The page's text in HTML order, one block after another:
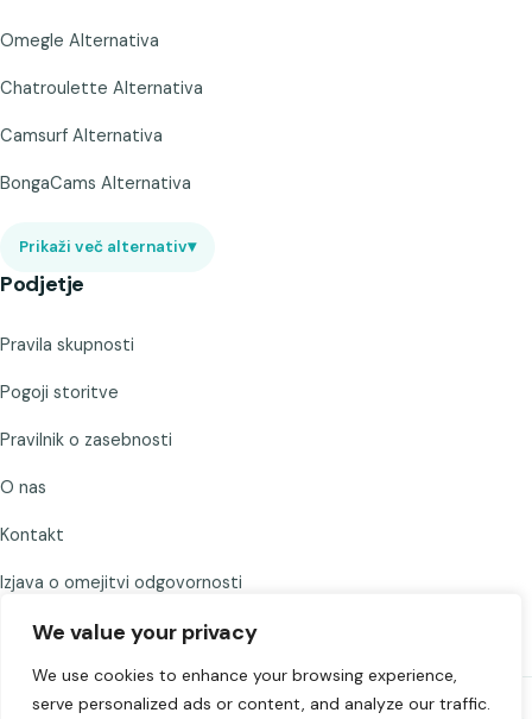
We value your privacy
We use cookies to enhance your browsing experience,
serve personalized ads or content, and analyze our traffic.
Omegle Alternativa
Chatroulette Alternativa
Camsurf Alternativa
BongaCams Alternativa
Prikaži več alternativ▾
Podjetje
Pravila skupnosti
Pogoji storitve
Pravilnik o zasebnosti
O nas
Kontakt
Izjava o omejitvi odgovornosti